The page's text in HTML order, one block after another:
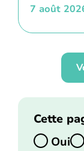
7 août
Cette
Oui